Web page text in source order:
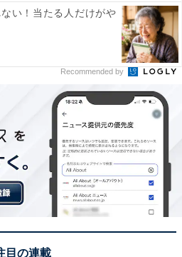
い！当たる人だけがや
Recommended by
目の連載